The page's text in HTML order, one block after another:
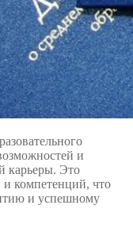
и
карьеры. Это
и компетенций, что
и успешному